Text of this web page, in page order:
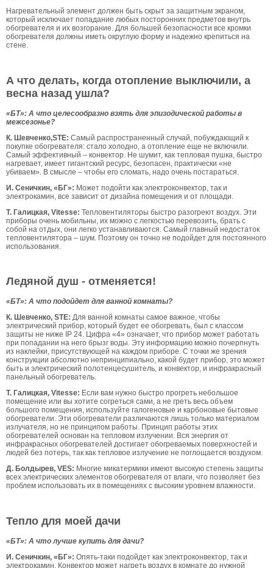
Нагревательный элемент должен быть скрыт за защитным экраном,
который исключает попадание любых посторонних предметов внутрь
обогревателя и их возгорание. Для большей безопасности все кромки
обогревателя должны иметь округлую форму и надежно крепиться на
стене.
А что делать, когда отопление выключили, а
весна назад ушла?
«БТ»: А что целесообразно взять для эпизодической работы в
межсезонье?
К. Шевченко,STE: Самый распространенный случай, побуждающий к
покупке обогревателя: стало холодно, а отопление еще не включили.
Самый эффективный – конвектор. Не шумит, как тепловая пушка, быстро
нагревает, имеет гигантский ресурс, безопасен, практически «не
убиваем». В смысле – чтобы его сломать, надо очень постараться.
И. Сеничкин, «БГ»: Может подойти как электроконвектор, так и
электрокамин, все зависит от дизайна помещения и от площади.
Т. Галицкая, Vitesse: Тепловентиляторы быстро разогреют воздух. Эти
приборы очень мобильны, их можно с легкостью перевозить, брать с
собой на отдых, они легко устанавливаются. Самый главный недостаток
тепловентилятора – шум. Поэтому он точно не подойдет для постоянного
использования.
Ледяной душ - отменяется!
«БТ»: А что подойдет для ванной комнаты?
К. Шевченко, STE: Для ванной комнаты самое важное, чтобы
электрический прибор, который будет ее обогревать, был с классом
защиты не ниже IP 24. Цифра «4» означает, что прибор может работать
при попадании на него брызг воды. Эту информацию можно почерпнуть
из наклейки, присутствующей на каждом приборе. С точки же зрения
конструкции абсолютно непринципиально, какой будет прибор, это может
быть и электрический полотенцесушитель, и конвектор, и инфракрасный
панельный обогреватель.
Т. Галицкая, Vitesse: Если вам нужно быстро прогреть небольшое
помещение или вы хотите согреться сами, а не греть весь объем
большого помещения, используйте галогеновые и карбоновые бытовые
обогреватели. Эти обогреватели различаются лишь только материалом
излучателя, но не принципом работы. Принцип работы этих
обогревателей основан на тепловом излучении. Вся энергия от
инфракрасных обогревателей достигает обогреваемых поверхностей и
людей без потерь, так как тепловое излучение не поглощается воздухом.
Д. Болдырев, VES: Многие микатермики имеют высокую степень защиты
всех электрических элементов обогревателя от влаги, что позволяет без
проблем использовать их в помещениях с высоким уровнем влажности.
Тепло для моей дачи
«БТ»: А что лучше купить для дачи?
И. Сеничкин, «БГ»: Опять-таки подойдет как электроконвектор, так и
электрокамин. Конвектор может нагреть воздух в комнате до нужной